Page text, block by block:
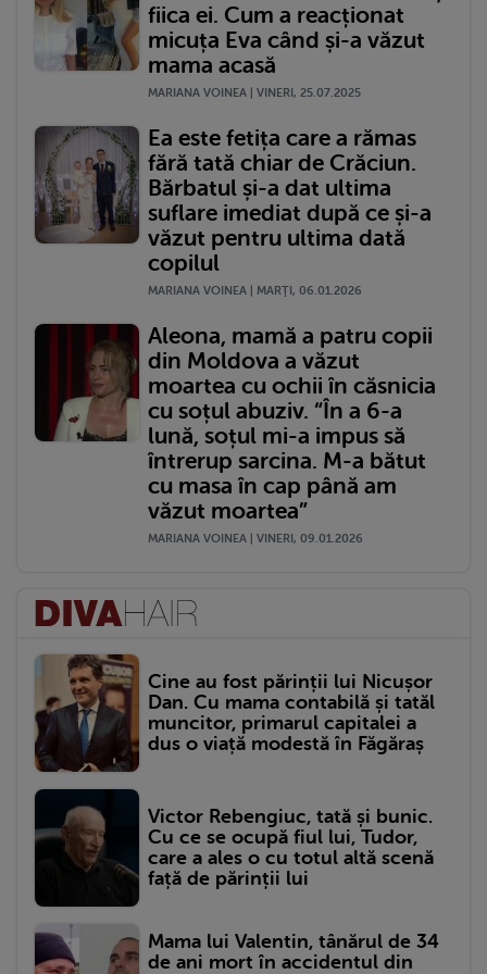
fiica ei. Cum a reacționat
micuța Eva când și-a văzut
mama acasă
MARIANA VOINEA | VINERI, 25.07.2025
Ea este fetița care a rămas
fără tată chiar de Crăciun.
Bărbatul și-a dat ultima
suflare imediat după ce și-a
văzut pentru ultima dată
copilul
MARIANA VOINEA | MARŢI, 06.01.2026
Aleona, mamă a patru copii
din Moldova a văzut
moartea cu ochii în căsnicia
cu soțul abuziv. “În a 6-a
lună, soțul mi-a impus să
întrerup sarcina. M-a bătut
cu masa în cap până am
văzut moartea”
MARIANA VOINEA | VINERI, 09.01.2026
Cine au fost părinții lui Nicușor
Dan. Cu mama contabilă și tatăl
muncitor, primarul capitalei a
dus o viață modestă în Făgăraș
Victor Rebengiuc, tată și bunic.
Cu ce se ocupă fiul lui, Tudor,
care a ales o cu totul altă scenă
față de părinții lui
Mama lui Valentin, tânărul de 34
de ani mort în accidentul din